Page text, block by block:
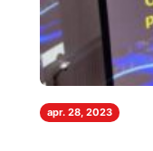
apr. 28, 2023